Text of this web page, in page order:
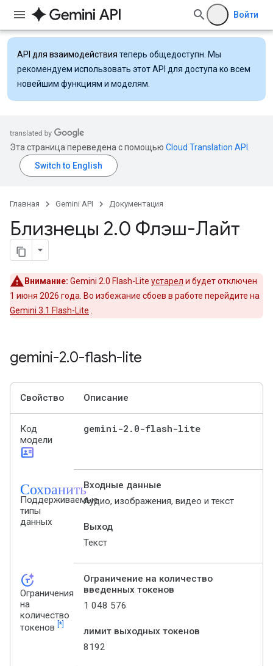
Войти
API для взаимодействия теперь общедоступн. Мы
рекомендуем использовать этот API для доступа ко всем
новейшим функциям и моделям.
Эта страница переведена с помощью Cloud Translation API
Главная Gemini API Документация
Близнецы 2.0 Флэш-Лайт
Внимание: Gemini 2.0 Flash-Lite устарел и будет отключен
1 июня 2026 года. Во избежание сбоев в работе перейдите на
Gemini 3.1 Flash-Lite
gemini-2.0-flash-lite
Свойство Описание
Код
модели
id_card
gemini-2 . 0-flash-lite
Сохранить
Поддерживаемые
типы
данных
Входные данные
Аудио, изображения, видео и текст
Выход
Текст
token_auto
Ограничения
на
количество
токенов [*]
Ограничение на количество
введенных токенов
1 048 576
лимит выходных токенов
8192